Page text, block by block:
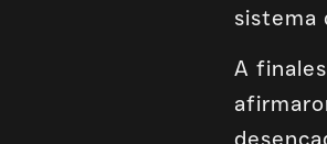
sistema
A